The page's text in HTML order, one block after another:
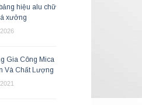
hiệu alu chữ
xưởng
Gia Công Mica
Và Chất Lượng